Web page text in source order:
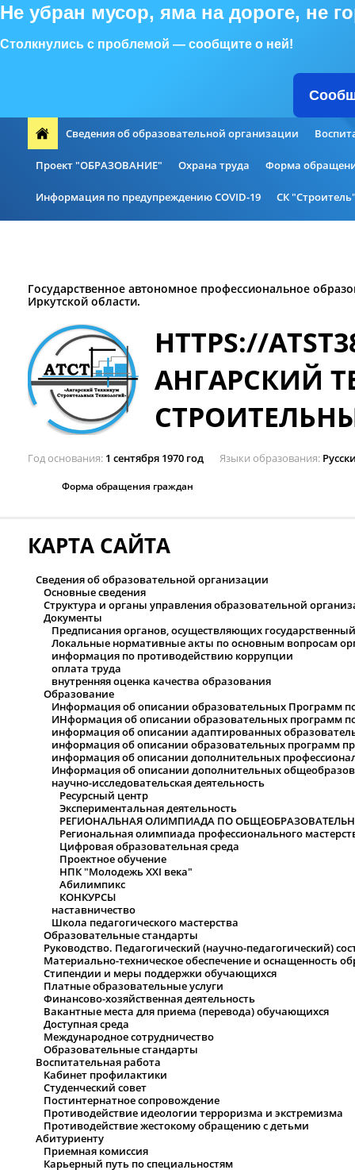
Не убран мусор, яма на дороге, не
Столкнулись с проблемой — сообщите о ней!
Сведения об образовательной организации
Проект "ОБРАЗОВАНИЕ" Охрана труда Форма
Информация по предупреждению COVID-19 СК
Государственное автономное профессиональное
Иркутской области.
HTTPS://
АНГАРСКИЙ
Год основания 1 сентября 1970 год Языки образования
Форма обращения граждан
КАРТА САЙТА
Сведения об образовательной организации
Основные сведения
Структура и органы управления образовательной
Документы
Предписания органов, осуществляющих
Локальные нормативные акты по основным вопросам
информация по противодействию коррупции
оплата труда
внутренняя оценка качества образования
Образование
Информация об описании образовательных Программ
ИНформация об описании образовательных программ
информация об описании адаптированных
информация об описании образовательных программ
информация об описании дополнительных
Информация об описании дополнительных
научно-исследовательская деятельность
Ресурсный центр
Экспериментальная деятельность
РЕГИОНАЛЬНАЯ ОЛИМПИАДА ПО
Региональная олимпиада профессионального
Цифровая образовательная среда
Проектное обучение
НПК "Молодежь XXI века"
Абилимпикс
КОНКУРСЫ
наставничество
Школа педагогического мастерства
Образовательные стандарты
Руководство. Педагогический (научно-педагогический)
Материально-техническое обеспечение и оснащенность
Стипендии и меры поддержки обучающихся
Платные образовательные услуги
Финансово-хозяйственная деятельность
Вакантные места для приема (перевода) обучающихся
Доступная среда
Международное сотрудничество
Образовательные стандарты
Воспитательная работа
Кабинет профилактики
Студенческий совет
Постинтернатное сопровождение
Противодействие идеологии терроризма и экстремизма
Противодействие жестокому обращению с детьми
Абитуриенту
Приемная комиссия
Карьерный путь по специальностям